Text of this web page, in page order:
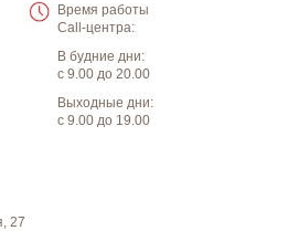
Время работы
Call-центра:
В будние дни:
с 9.00 до 20.00
Выходные дни:
с 9.00 до 19.00
27